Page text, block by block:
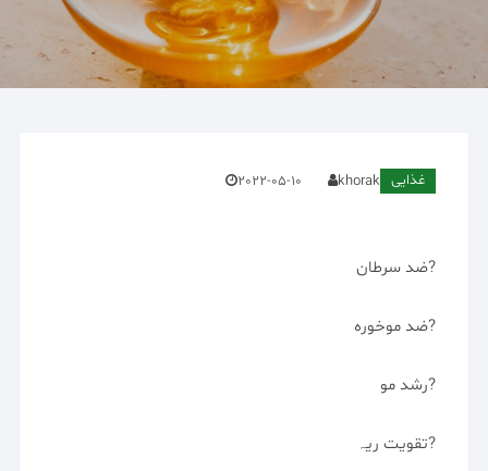
غذایی khorak
2022-05-10
?ضد سرطان
?ضد موخوره
?رشد مو
?تقویت ریہ